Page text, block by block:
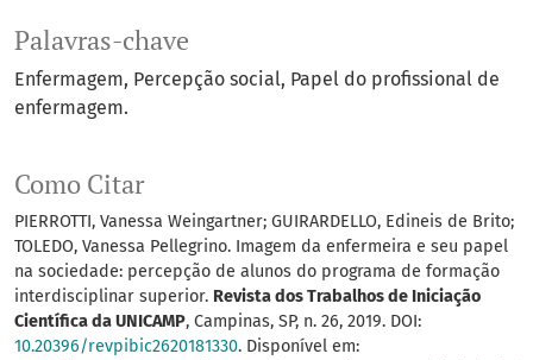
Palavras-chave
Enfermagem Percepção social Papel do profissional de
enfermagem.
Como Citar
PIERROTTI, Vanessa Weingartner; GUIRARDELLO, Edineis de Brito;
TOLEDO, Vanessa Pellegrino. Imagem da enfermeira e seu papel
na sociedade: percepção de alunos do programa de formação
interdisciplinar superior. Revista dos Trabalhos de Iniciação
Científica da UNICAMP, Campinas, SP, n. 26, 2019. DOI:
10.20396/revpibic2620181330. Disponível em: